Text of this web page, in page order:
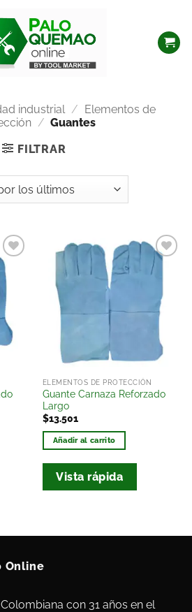
industrial / Elementos de
/ Guantes
FILTRAR
Añadir
deseos
ELEMENTOS DE PROTECCIÓN
Guante Carnaza Reforzado
Largo
$13.501
Añadir al carrito
Vista rápida
Online
con 31 años en el